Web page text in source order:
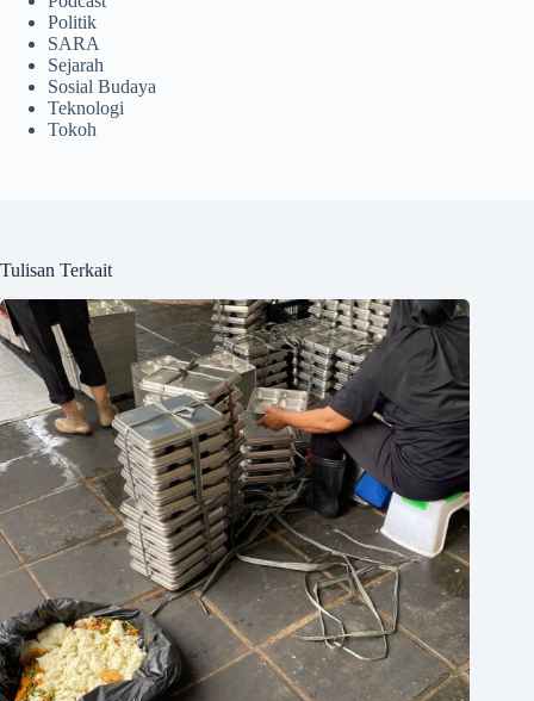
Politik
SARA
Sejarah
Sosial Budaya
Teknologi
Tokoh
Tulisan Terkait